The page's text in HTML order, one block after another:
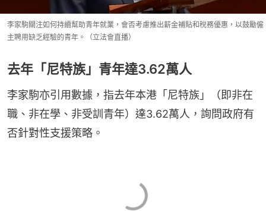
李家駒關注如何持續幫助青年就業，會否考慮推出薪金補貼和稅務優惠，以鼓勵僱
主聘用缺乏經驗的青年。（立法會直播）
去年「尼特族」青年達3.62萬人
李家駒亦引用數據，指去年本港「尼特族」（即非在
職、非在學、非受訓青年）達3.62萬人，詢問政府有
否針對性支援策略。